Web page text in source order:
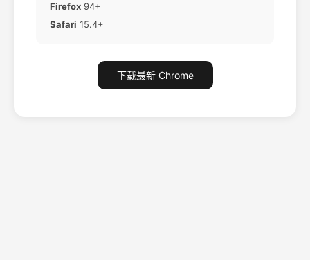
Firefox 94+
Safari 15.4+
下载最新 Chrome